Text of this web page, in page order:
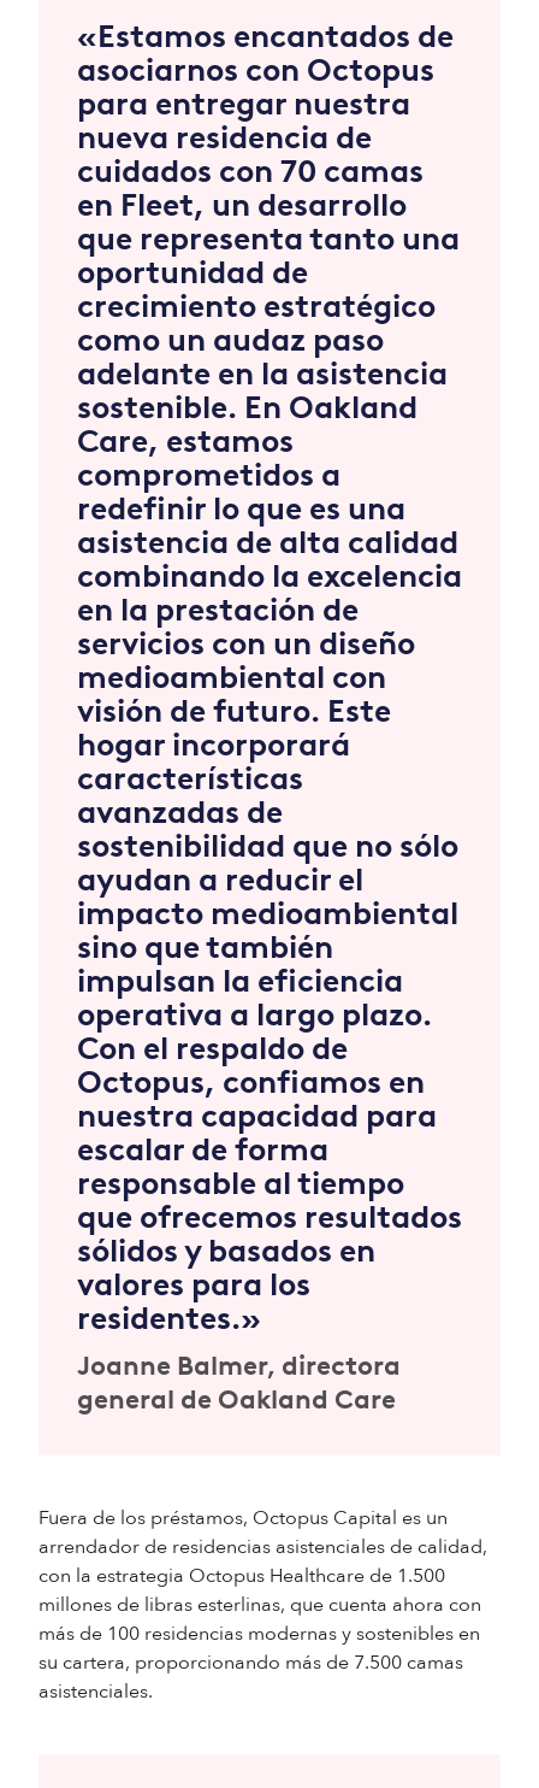
«Estamos encantados de
asociarnos con Octopus
para entregar nuestra
nueva residencia de
cuidados con 70 camas
en Fleet, un desarrollo
que representa tanto una
oportunidad de
crecimiento estratégico
como un audaz paso
adelante en la asistencia
sostenible. En Oakland
Care, estamos
comprometidos a
redefinir lo que es una
asistencia de alta calidad
combinando la excelencia
en la prestación de
servicios con un diseño
medioambiental con
visión de futuro. Este
hogar incorporará
características
avanzadas de
sostenibilidad que no sólo
ayudan a reducir el
impacto medioambiental
sino que también
impulsan la eficiencia
operativa a largo plazo.
Con el respaldo de
Octopus, confiamos en
nuestra capacidad para
escalar de forma
responsable al tiempo
que ofrecemos resultados
sólidos y basados en
valores para los
residentes.»
Joanne Balmer, directora
general de Oakland Care
Fuera de los préstamos, Octopus Capital es un
arrendador de residencias asistenciales de calidad,
con la estrategia Octopus Healthcare de 1.500
millones de libras esterlinas, que cuenta ahora con
más de 100 residencias modernas y sostenibles en
su cartera, proporcionando más de 7.500 camas
asistenciales.